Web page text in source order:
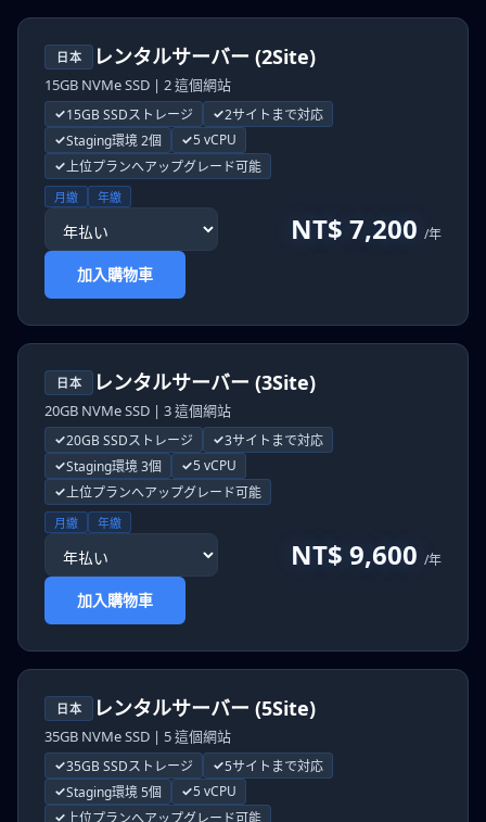
日本 レンタルサーバー (2Site)
15GB NVMe SSD | 2 這個網站
15GB SSDストレージ
2サイトまで対応
Staging環境 2個
5 vCPU
上位プランへアップグレード可能
月繳 年繳
NT$ 7,200 /年
加入購物車
日本 レンタルサーバー (3Site)
20GB NVMe SSD | 3 這個網站
20GB SSDストレージ
3サイトまで対応
Staging環境 3個
5 vCPU
上位プランへアップグレード可能
月繳 年繳
NT$ 9,600 /年
加入購物車
日本 レンタルサーバー (5Site)
35GB NVMe SSD | 5 這個網站
35GB SSDストレージ
5サイトまで対応
Staging環境 5個
5 vCPU
上位プランへアップグレード可能